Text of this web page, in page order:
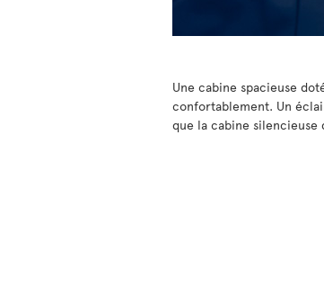
Une cabine spacieuse
confortablement. Un
que la cabine silencieuse